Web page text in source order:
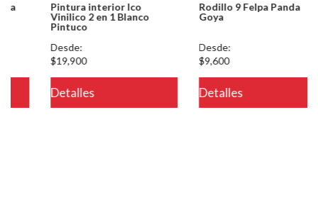
ver.php
Pintura interior Ico
Vinilico 2 en 1 Blanco
Pintuco
Desde:
$19,900
Detalles
Rodillo 9 Felpa Panda
Desde:
$9,600
Detalles